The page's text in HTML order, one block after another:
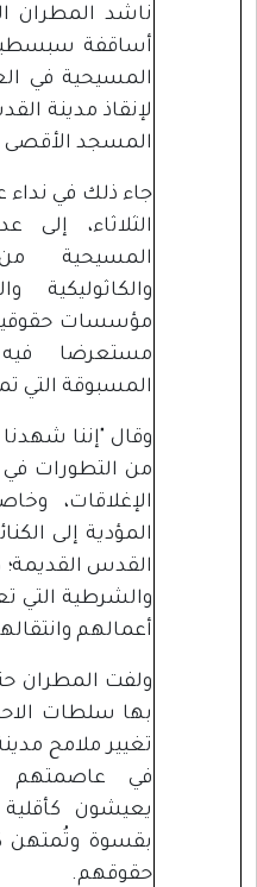
ناشد المطران
أساقفة سبسطية
المسيحية في
لإنقاذ مدينة
المسجد الأقصى
جاء ذلك في نداء
الثلاثاء،
المسيحية
والكاثوليكية
مؤسسات
مستعرضا فيه
المسبوقة التي
وقال "إننا
من التطورات في
الإغلاقات،
المؤدية إلى
القدس القديمة؛
والشرطية التي
أعمالهم
ولفت المطران
بها سلطات
تغيير ملامح
في عاصمتهم
يعيشون
بقسوة وتُمتهن
حقوقهم.